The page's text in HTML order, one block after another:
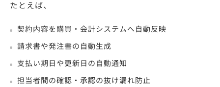
たとえば、
契約内容を購買・会計システムへ自動反映
請求書や発注書の自動生成
支払い期日や更新日の自動通知
担当者間の確認・承認の抜け漏れ防止